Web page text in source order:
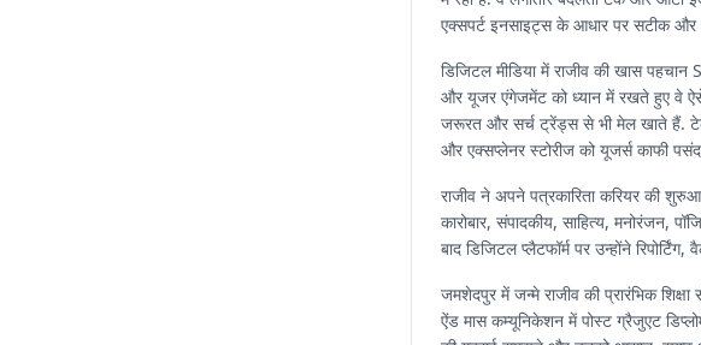
एक्सपर्ट इनसाइट्स के आधार पर सटीक और
डिजिटल मीडिया में राजीव की खास
और यूजर एंगेजमेंट को ध्यान में रखते हुए वे
जरूरत और सर्च ट्रेंड्स से भी मेल खाते हैं.
और एक्सप्लेनर स्टोरीज को यूजर्स काफी
राजीव ने अपने पत्रकारिता करियर की
कारोबार, संपादकीय, साहित्य, मनोरंजन,
बाद डिजिटल प्लैटफॉर्म पर उन्होंने
जमशेदपुर में जन्मे राजीव की प्रारंभिक
ऐंड मास कम्यूनिकेशन में पोस्ट ग्रैजुएट